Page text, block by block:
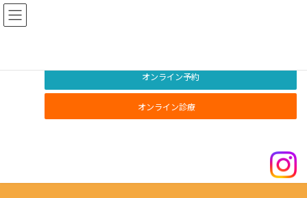
コ
ン
ナ
ビ
オンライン予約
オンライン診療